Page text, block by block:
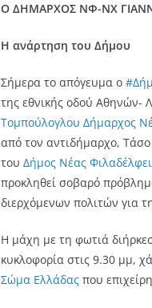
Ο ΔΗΜΑΡΧΟΣ ΝΦ-ΝΧ
Η ανάρτηση του Δήμου
Σήμερα το απόγευμα ο
της εθνικής οδού Αθηνών-
Τομπούλογλου Δήμαρχος
από τον αντιδήμαρχο, Τάσο
του Δήμος Νέας
προκληθεί σοβαρό
διερχόμενων πολιτών για
Η μάχη με τη φωτιά
κυκλοφορία στις 9.30 μμ,
Σώμα Ελλάδας που